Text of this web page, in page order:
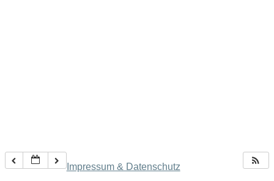
Impressum & Datenschutz